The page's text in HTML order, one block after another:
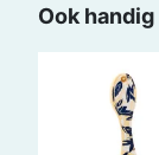
Ook handig